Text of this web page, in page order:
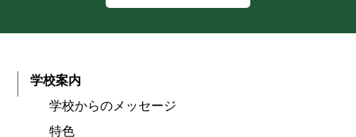
学校案内
学校からのメッセージ
特色